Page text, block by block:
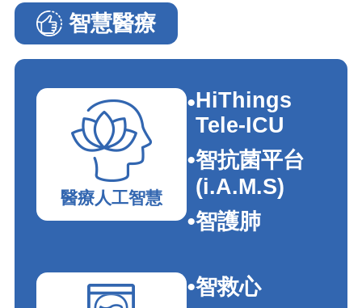
智慧醫療
智慧醫療�G���e�_�I
醫療人工智慧
HiThings
Tele-ICU
智抗菌平台
(i.A.M.S)
智護肺
智救心